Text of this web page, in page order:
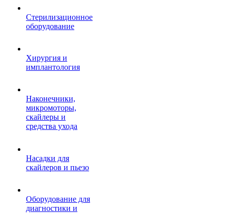
Стерилизационное
оборудование
Хирургия и
имплантология
Наконечники,
микромоторы,
скайлеры и
средства ухода
Насадки для
скайлеров и пьезо
Оборудование для
диагностики и